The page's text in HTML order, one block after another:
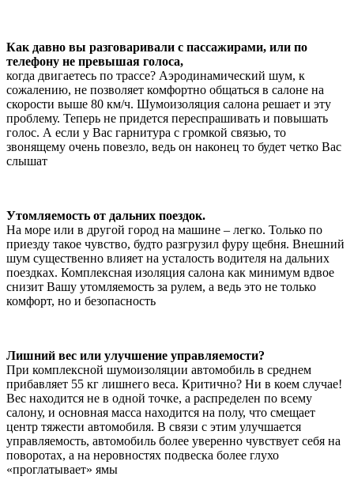
Как давно вы разговаривали с пассажирами, или по
телефону не превышая голоса,
когда двигаетесь по трассе? Аэродинамический шум, к
сожалению, не позволяет комфортно общаться в салоне на
скорости выше 80 км/ч. Шумоизоляция салона решает и эту
проблему. Теперь не придется переспрашивать и повышать
голос. А если у Вас гарнитура с громкой связью, то
звонящему очень повезло, ведь он наконец то будет четко Вас
слышат
Утомляемость от дальних поездок.
На море или в другой город на машине – легко. Только по
приезду такое чувство, будто разгрузил фуру щебня. Внешний
шум существенно влияет на усталость водителя на дальних
поездках. Комплексная изоляция салона как минимум вдвое
снизит Вашу утомляемость за рулем, а ведь это не только
комфорт, но и безопасность
Лишний вес или улучшение управляемости?
При комплексной шумоизоляции автомобиль в среднем
прибавляет 55 кг лишнего веса. Критично? Ни в коем случае!
Вес находится не в одной точке, а распределен по всему
салону, и основная масса находится на полу, что смещает
центр тяжести автомобиля. В связи с этим улучшается
управляемость, автомобиль более уверенно чувствует себя на
поворотах, а на неровностях подвеска более глухо
«проглатывает» ямы